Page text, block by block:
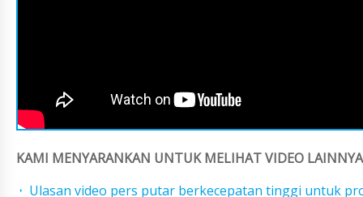
KAMI MENYARANKAN UNTUK MELIHAT VIDEO
Ulasan video pers putar berkecepatan tinggi untuk